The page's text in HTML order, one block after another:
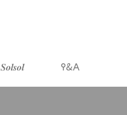
𝑺𝒐𝒍𝒔𝒐𝒍 𐌒&𐌀